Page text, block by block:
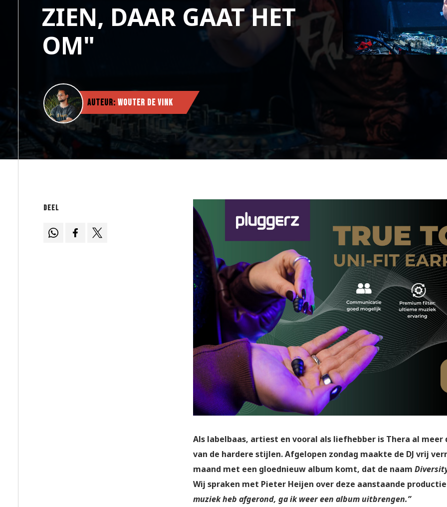
ZIEN, DAAR GAAT HET
OM"
Auteur: Wouter de Vink
Deel
Als labelbaas, artiest en vooral als liefhebber is Thera al
van de hardere stijlen. Afgelopen zondag maakte de DJ vrij
maand met een gloednieuw album komt, dat de naam
Wij spraken met Pieter Heijen over deze aanstaande
muziek heb afgerond, ga ik weer een album uitbrengen.”